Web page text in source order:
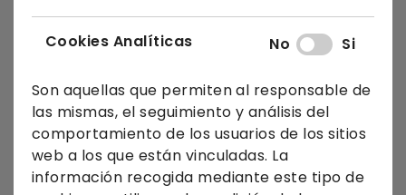
Cookies Analíticas No Si
Son aquellas que permiten al responsable de
las mismas, el seguimiento y análisis del
comportamiento de los usuarios de los sitios
web a los que están vinculadas. La
información recogida mediante este tipo de